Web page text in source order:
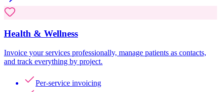
Health & Wellness
Invoice your services professionally, manage patients as contacts,
and track everything by project.
Per-service invoicing